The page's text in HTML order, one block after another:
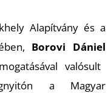
Alapítvány és a
Borovi Dániel
valósult
a Magyar